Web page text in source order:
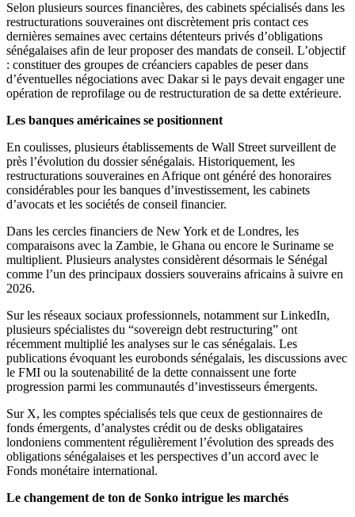
Selon plusieurs sources financières, des cabinets spécialisés dans les
restructurations souveraines ont discrètement pris contact ces
dernières semaines avec certains détenteurs privés d’obligations
sénégalaises afin de leur proposer des mandats de conseil. L’objectif
: constituer des groupes de créanciers capables de peser dans
d’éventuelles négociations avec Dakar si le pays devait engager une
opération de reprofilage ou de restructuration de sa dette extérieure.
Les banques américaines se positionnent
En coulisses, plusieurs établissements de Wall Street surveillent de
près l’évolution du dossier sénégalais. Historiquement, les
restructurations souveraines en Afrique ont généré des honoraires
considérables pour les banques d’investissement, les cabinets
d’avocats et les sociétés de conseil financier.
Dans les cercles financiers de New York et de Londres, les
comparaisons avec la Zambie, le Ghana ou encore le Suriname se
multiplient. Plusieurs analystes considèrent désormais le Sénégal
comme l’un des principaux dossiers souverains africains à suivre en
2026.
Sur les réseaux sociaux professionnels, notamment sur LinkedIn,
plusieurs spécialistes du “sovereign debt restructuring” ont
récemment multiplié les analyses sur le cas sénégalais. Les
publications évoquant les eurobonds sénégalais, les discussions avec
le FMI ou la soutenabilité de la dette connaissent une forte
progression parmi les communautés d’investisseurs émergents.
Sur X, les comptes spécialisés tels que ceux de gestionnaires de
fonds émergents, d’analystes crédit ou de desks obligataires
londoniens commentent régulièrement l’évolution des spreads des
obligations sénégalaises et les perspectives d’un accord avec le
Fonds monétaire international.
Le changement de ton de Sonko intrigue les marchés